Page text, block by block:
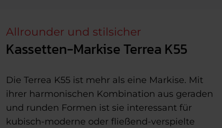
Allrounder und stilsicher
Kassetten-Markise Terrea K55
Die Terrea K55 ist mehr als eine Markise. Mit
ihrer harmonischen Kombination aus geraden
und runden Formen ist sie interessant für
kubisch-moderne oder fließend-verspielte